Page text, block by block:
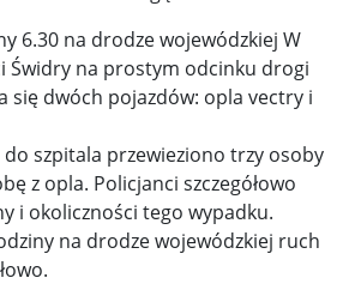
6.30 na drodze wojewódzkiej W
Świdry na prostym odcinku drogi
się dwóch pojazdów: opla vectry i
szpitala przewieziono trzy osoby
z opla. Policjanci szczegółowo
i okoliczności tego wypadku.
na drodze wojewódzkiej ruch